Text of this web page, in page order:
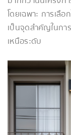
โดยเฉพาะ การเลื
เป็นจุดสำคัญในกา
เหนือระดับ